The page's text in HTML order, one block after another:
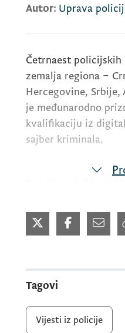
Autor: Uprava
Četrnaest
zemalja regiona –
Hercegovine, Srbije,
je međunarodno
kvalifikaciju iz
sajber kriminala.
univerzitetski
koji je organizovao
iz Troa (UTT),
javnih
tehnologije,
bezbjednosti.
Tagovi
Vijesti iz policije